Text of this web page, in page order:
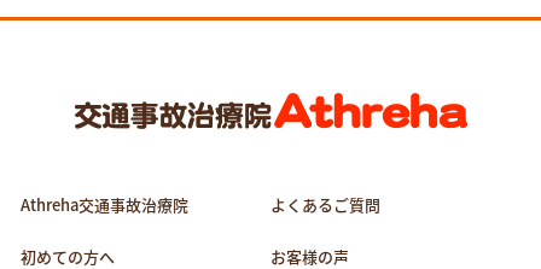
Athreha交通事故治療院
初めての方へ
よくあるご質問
お客様の声